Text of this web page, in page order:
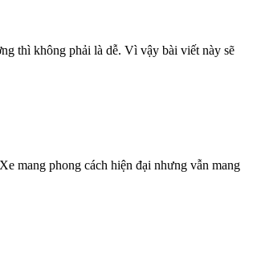
thì không phải là dễ. Vì vậy bài viết này sẽ
mang phong cách hiện đại nhưng vẫn mang